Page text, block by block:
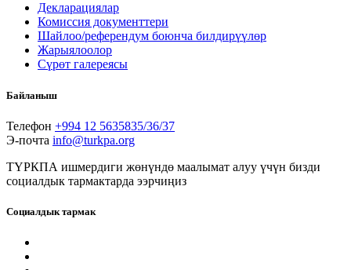
Декларациялар
Комиссия документтери
Шайлоо/референдум боюнча билдирүүлөр
Жарыялоолор
Сүрөт галереясы
Байланыш
Телефон +994 12 5635835/36/37
Э-почта info@turkpa.org
ТҮРКПА ишмердиги жөнүндө маалымат алуу үчүн бизди
социалдык тармактарда ээрчиңиз
Социалдык тармак